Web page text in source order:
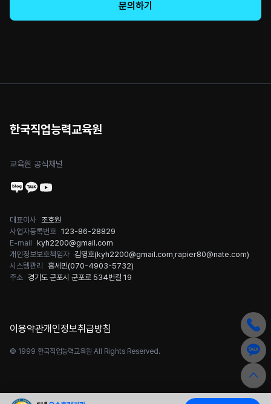
문의하기
한국직업능력교육원
교육원 공식채널
대표이사 조호원
사업자등록번호 123-86-28829
E-mail kyh2200@gmail.com
개인정보보호책임자 김영호(kyh2200@gmail.com rapier80@nate.com)
시스템관리
홍세민(070-4903-5732)
주소 경기도 군포시 군포로 534번길 19
이용약관개인정보취급방침
© 1999 한국직업능력교육원 All Rights Reserved.